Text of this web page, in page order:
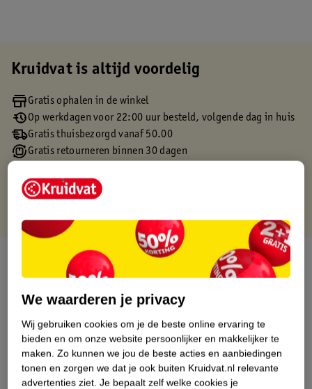
Kruidvat is altijd voordelig
Gratis ophalen in de winkel
Op werkdagen voor 22:00 uur besteld, volgende dag in huis
Gratis thuisbezorgd vanaf 50.00
Gratis retourneren binnen 30 dagen
Over dit product
Productinformatie
Etiketinformatie
Nature Impact Score
We waarderen je privacy
Wij gebruiken cookies om je de beste online ervaring te
bieden en om onze website persoonlijker en makkelijker te
maken. Zo kunnen we jou de beste acties en aanbiedingen
tonen en zorgen we dat je ook buiten Kruidvat.nl relevante
advertenties ziet. Je bepaalt zelf welke cookies je